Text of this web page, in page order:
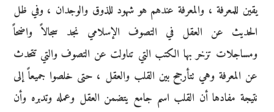
يقين للمعرفة ، والمعرفة عندهم هو شهود للذوق والوجدان ، وفي ظل
الحديث عن العقل في التصوف الإسلامي نجد سجالاً واضحاً
ومساجلات تزخر بها الكتب التي تناولت عن التصوف والتي تتحدث
عن المعرفة وهي تتأرجح بين القلب والعقل ، حتى خلصوا جميعاً إلى
نتيجة مفادها أن القلب اسم جامع يتضمن العقل وعمله وتدبره وأن